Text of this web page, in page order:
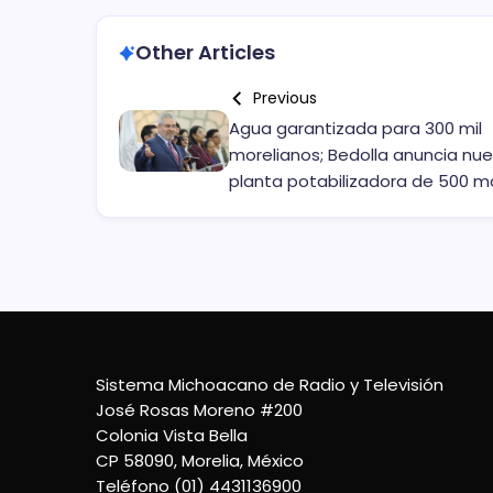
Other Articles
Previous
Agua garantizada para 300 mil
morelianos; Bedolla anuncia
planta potabilizadora de 500
Sistema Michoacano de Radio y Televisión
José Rosas Moreno #200
Colonia Vista Bella
CP 58090, Morelia, México
Teléfono (01) 4431136900